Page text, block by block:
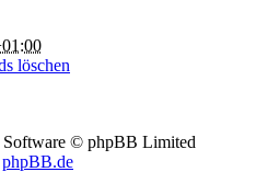
löschen
© phpBB Limited
phpBB.de